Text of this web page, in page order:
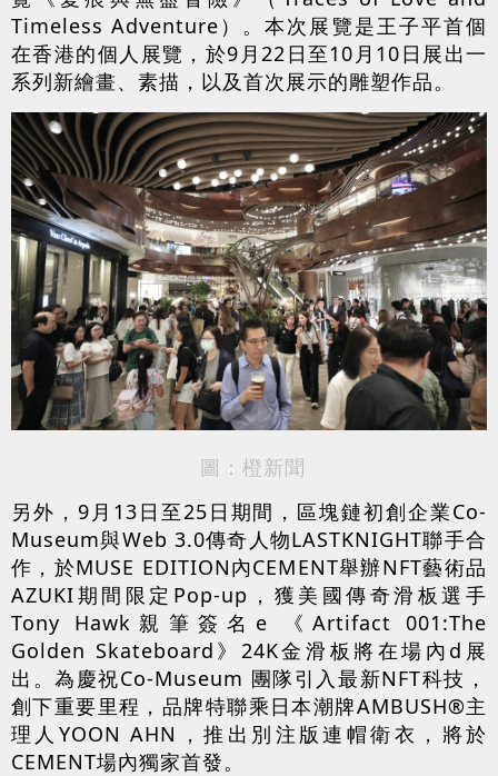
Timeless Adventure）。本次展覽是王子平首個
在香港的個人展覽，於9月22日至10月10日展出一
系列新繪畫、素描，以及首次展示的雕塑作品。
圖：橙新聞
另外，9月13日至25日期間，區塊鏈初創企業Co-
Museum與Web 3.0傳奇人物LASTKNIGHT聯手合
作，於MUSE EDITION內CEMENT舉辦NFT藝術品
AZUKI期間限定Pop-up，獲美國傳奇滑板選手
Tony Hawk親筆簽名e 《Artifact 001:The
Golden Skateboard》24K金滑板將在場內d展
出。為慶祝Co-Museum 團隊引入最新NFT科技，
創下重要里程，品牌特聯乘日本潮牌AMBUSH®️主
理人YOON AHN，推出別注版連帽衛衣，將於
CEMENT場內獨家首發。